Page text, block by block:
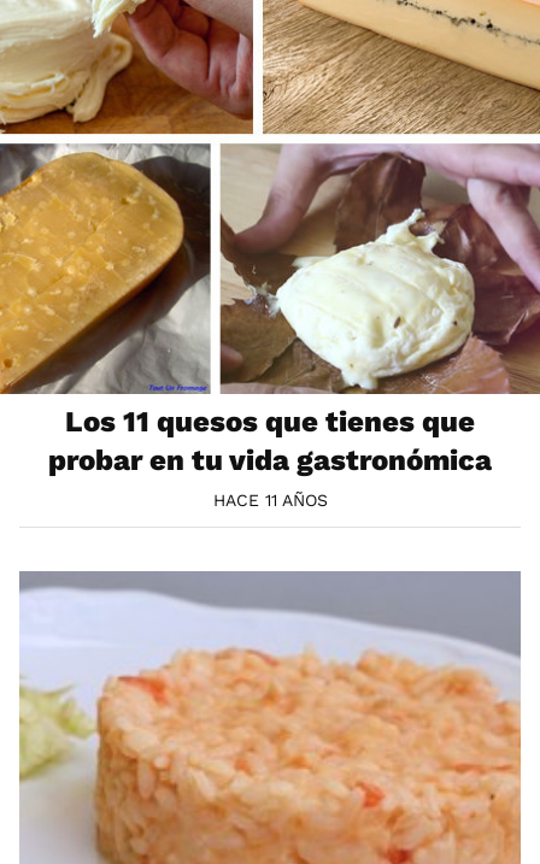
Los 11 quesos que tienes que
probar en tu vida gastronómica
HACE 11 AÑOS